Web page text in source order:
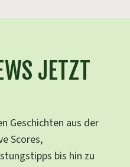
JETZT
Geschichten aus der
Scores,
bis hin zu